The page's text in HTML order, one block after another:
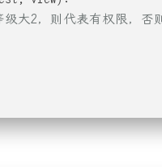
大2，则代表有权限，否